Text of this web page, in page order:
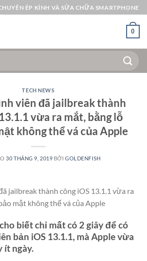
ÉP KÍNH VÀ SỬA CHỮA SMARTPHONE
0
TECH NEWS
viên đã jailbreak thành
vừa ra mắt, bằng lỗ
không thể vá của Apple
30 THÁNG 9, 2019 BỞIGOLDENFISH
jailbreak thành công iOS 13.1.1 vừa ra
mật không thể vá của Apple
biết chỉ mất có 2 giây để có
bản iOS 13.1.1, mà Apple vừa
ít ngày.